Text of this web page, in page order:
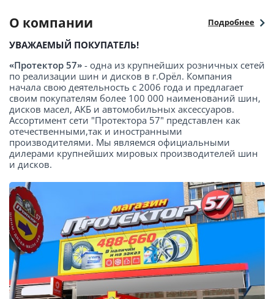
О компании Подробнее
УВАЖАЕМЫЙ ПОКУПАТЕЛЬ!
«Протектор 57» - одна из крупнейших розничных сетей
по реализации шин и дисков в г.Орёл. Компания
начала свою деятельность с 2006 года и предлагает
своим покупателям более 100 000 наименований шин,
дисков масел, АКБ и автомобильных аксессуаров.
Ассортимент сети "Протектора 57" представлен как
отечественными,так и иностранными
производителями. Мы являемся официальными
дилерами крупнейших мировых производителей шин
и дисков.